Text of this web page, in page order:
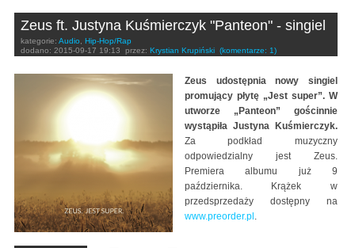
Zeus ft. Justyna Kuśmierczyk "Panteon" - singiel
kategorie: Audio
Hip-Hop/Rap
dodano: 2015-09-17 19:13 przez: Krystian Krupiński (komentarze: 1)
Zeus udostępnia nowy singiel
promujący płytę „Jest super”. W
utworze „Panteon” gościnnie
wystąpiła Justyna Kuśmierczyk.
Za podkład muzyczny
odpowiedzialny jest Zeus.
Premiera albumu już 9
października. Krążek w
przedsprzedaży dostępny na
www.preorder.pl